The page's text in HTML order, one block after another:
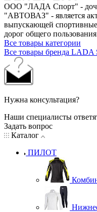
ООО "ЛАДА Спорт" -
"АВТОВАЗ" - является
выпускающей
дорог общего
Все товары категории
Все товары бренда LADA
Нужна консультация?
Наши специалисты
Задать вопрос
Каталог
ПИЛОТ